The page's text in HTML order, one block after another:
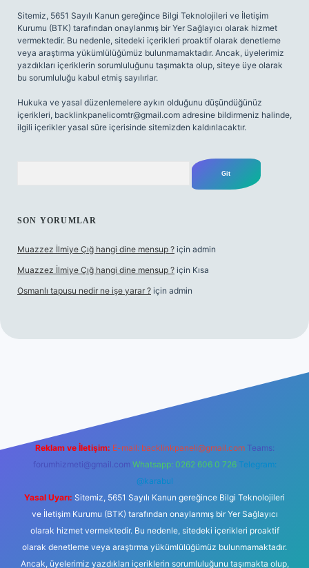
Sitemiz, 5651 Sayılı Kanun gereğince Bilgi Teknolojileri ve İletişim
Kurumu (BTK) tarafından onaylanmış bir Yer Sağlayıcı olarak hizmet
vermektedir. Bu nedenle, sitedeki içerikleri proaktif olarak denetleme
veya araştırma yükümlülüğümüz bulunmamaktadır. Ancak, üyelerimiz
yazdıkları içeriklerin sorumluluğunu taşımakta olup, siteye üye olarak
bu sorumluluğu kabul etmiş sayılırlar.
Hukuka ve yasal düzenlemelere aykırı olduğunu düşündüğünüz
içerikleri, backlinkpanelicomtr@gmail.com adresine bildirmeniz halinde,
ilgili içerikler yasal süre içerisinde sitemizden kaldırılacaktır.
SON YORUMLAR
Muazzez İlmiye Çığ hangi dine mensup ? için admin
Muazzez İlmiye Çığ hangi dine mensup ? için Kısa
Osmanlı tapusu nedir ne işe yarar ? için admin
Betexper giriş adresi
Reklam ve İletişim: E-mail: backlinkpaneli@gmail.com Teams:
forumhizmeti@gmail.com Whatsapp: 0262 606 0 726 Telegram:
@karabul
Yasal Uyarı: Sitemiz, 5651 Sayılı Kanun gereğince Bilgi Teknolojileri
ve İletişim Kurumu (BTK) tarafından onaylanmış bir Yer Sağlayıcı
olarak hizmet vermektedir. Bu nedenle, sitedeki içerikleri proaktif
olarak denetleme veya araştırma yükümlülüğümüz bulunmamaktadır.
Ancak, üyelerimiz yazdıkları içeriklerin sorumluluğunu taşımakta olup,